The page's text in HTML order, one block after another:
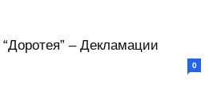
“Доротея” – Декламации
0